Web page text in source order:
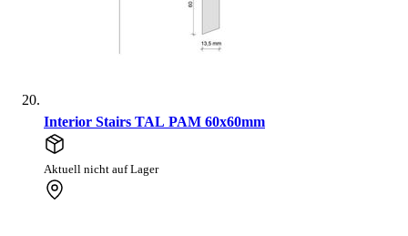
Interior Stairs TAL PAM 60x60mm
Aktuell nicht auf Lager